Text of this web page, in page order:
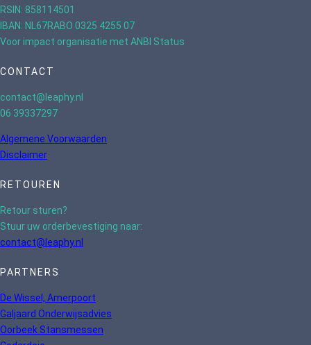
RSIN: 858114501
IBAN: NL67RABO 0325 4255 07
Voor impact organisatie met ANBI Status
CONTACT
contact@leaphy.nl
06 39337297
Algemene Voorwaarden
Disclaimer
RETOUREN
Retour sturen?
Stuur uw orderbevestiging naar:
contact@leaphy.nl
PARTNERS
De Wissel, Amerpoort
Galjaard Onderwijsadvies
Oorbeek Stansmessen